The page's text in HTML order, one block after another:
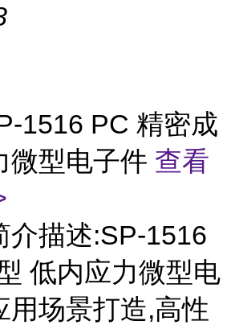
1516 PC 精密成
微型电子件 查看
介描述:SP-1516
低内应力微型电
用场景打造,高性